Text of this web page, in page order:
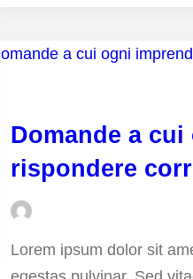
Domande a
rispondere
Lorem ipsum dolor sit